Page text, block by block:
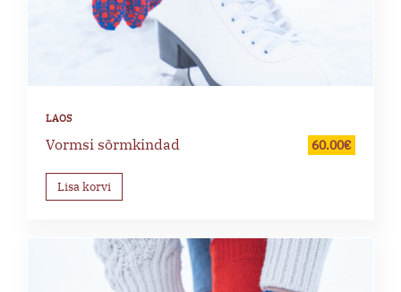
Vormsi sõrmkindad 60.00€
Lisa korvi